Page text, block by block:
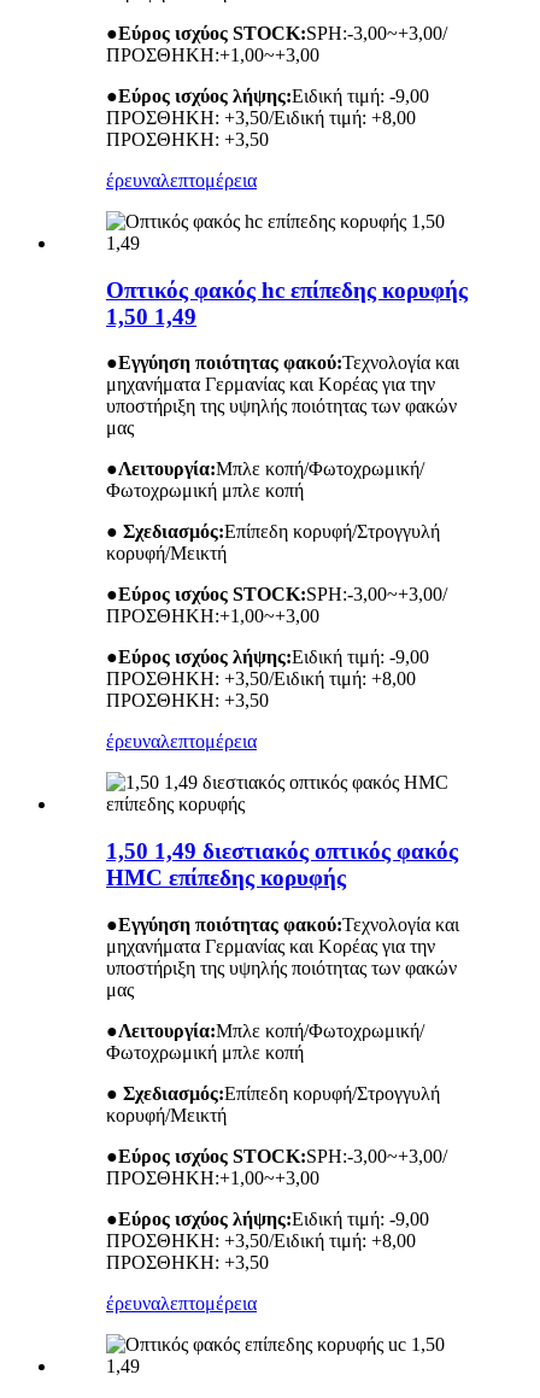
●Εύρος ισχύος STOCK:SPH:-3,00~+3,00/
ΠΡΟΣΘΗΚΗ:+1,00~+3,00
●Εύρος ισχύος λήψης:Ειδική τιμή: -9,00
ΠΡΟΣΘΗΚΗ: +3,50/Ειδική τιμή: +8,00
ΠΡΟΣΘΗΚΗ: +3,50
έρευναλεπτομέρεια
Οπτικός φακός hc επίπεδης κορυφής
1,50 1,49
●Εγγύηση ποιότητας φακού:Τεχνολογία και
μηχανήματα Γερμανίας και Κορέας για την
υποστήριξη της υψηλής ποιότητας των φακών
μας
●Λειτουργία:Μπλε κοπή/Φωτοχρωμική/
Φωτοχρωμική μπλε κοπή
● Σχεδιασμός:Επίπεδη κορυφή/Στρογγυλή
κορυφή/Μεικτή
●Εύρος ισχύος STOCK:SPH:-3,00~+3,00/
ΠΡΟΣΘΗΚΗ:+1,00~+3,00
●Εύρος ισχύος λήψης:Ειδική τιμή: -9,00
ΠΡΟΣΘΗΚΗ: +3,50/Ειδική τιμή: +8,00
ΠΡΟΣΘΗΚΗ: +3,50
έρευναλεπτομέρεια
1,50 1,49 διεστιακός οπτικός φακός
HMC επίπεδης κορυφής
●Εγγύηση ποιότητας φακού:Τεχνολογία και
μηχανήματα Γερμανίας και Κορέας για την
υποστήριξη της υψηλής ποιότητας των φακών
μας
●Λειτουργία:Μπλε κοπή/Φωτοχρωμική/
Φωτοχρωμική μπλε κοπή
● Σχεδιασμός:Επίπεδη κορυφή/Στρογγυλή
κορυφή/Μεικτή
●Εύρος ισχύος STOCK:SPH:-3,00~+3,00/
ΠΡΟΣΘΗΚΗ:+1,00~+3,00
●Εύρος ισχύος λήψης:Ειδική τιμή: -9,00
ΠΡΟΣΘΗΚΗ: +3,50/Ειδική τιμή: +8,00
ΠΡΟΣΘΗΚΗ: +3,50
έρευναλεπτομέρεια